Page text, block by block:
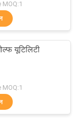
MOQ:1
यूटिलिटी
MOQ:1